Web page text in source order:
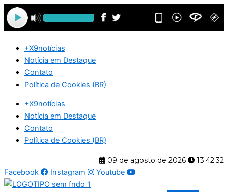
Ir
para
o
+X9notícias
Notícia em Destaque
Contato
Política de Cookies (BR)
+X9notícias
Notícia em Destaque
Contato
Política de Cookies (BR)
09 de agosto de 2026
13:42:32
Facebook
Instagram Youtube